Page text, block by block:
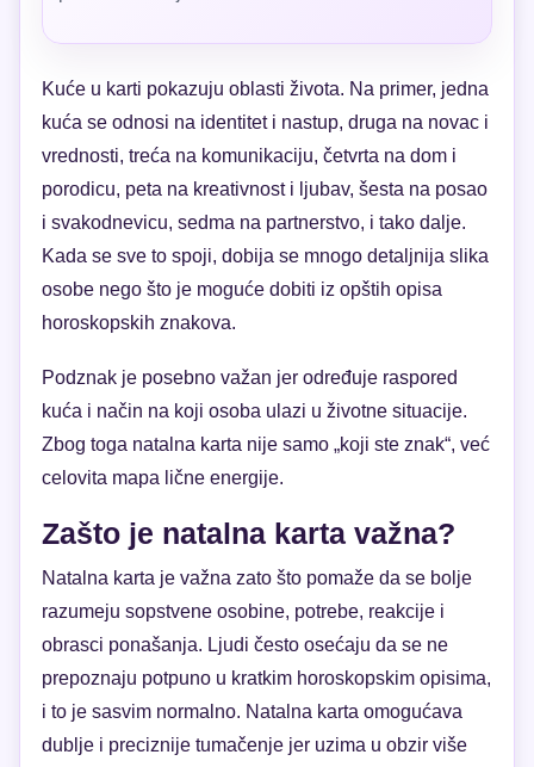
Kuće u karti pokazuju oblasti života. Na primer, jedna
kuća se odnosi na identitet i nastup, druga na novac i
vrednosti, treća na komunikaciju, četvrta na dom i
porodicu, peta na kreativnost i ljubav, šesta na posao
i svakodnevicu, sedma na partnerstvo, i tako dalje.
Kada se sve to spoji, dobija se mnogo detaljnija slika
osobe nego što je moguće dobiti iz opštih opisa
horoskopskih znakova.
Podznak je posebno važan jer određuje raspored
kuća i način na koji osoba ulazi u životne situacije.
Zbog toga natalna karta nije samo „koji ste znak“, već
celovita mapa lične energije.
Zašto je natalna karta važna?
Natalna karta je važna zato što pomaže da se bolje
razumeju sopstvene osobine, potrebe, reakcije i
obrasci ponašanja. Ljudi često osećaju da se ne
prepoznaju potpuno u kratkim horoskopskim opisima,
i to je sasvim normalno. Natalna karta omogućava
dublje i preciznije tumačenje jer uzima u obzir više